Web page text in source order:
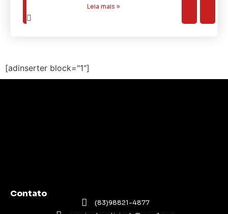
Leia mais »
[adinserter block="1"]
Contato
(83)98821-4877